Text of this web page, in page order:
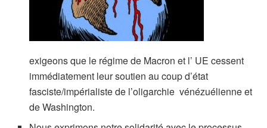
exigeons que le régime de Macron et l’ UE cessent
immédiatement leur soutien au coup d’état
fasciste/impérialiste de l’oligarchie vénézuélienne et
de Washington.